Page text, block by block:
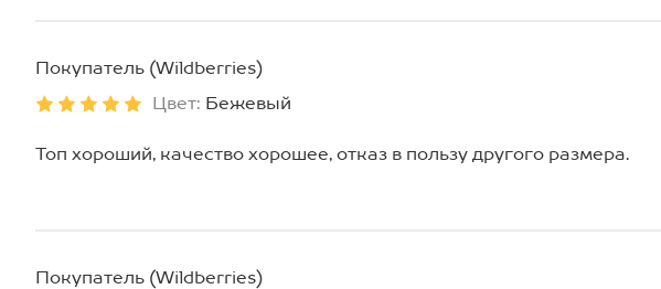
Покупатель (Wildberries)
Цвет: Бежевый
Топ хороший, качество хорошее, отказ в пользу другого размера.
Покупатель (Wildberries)